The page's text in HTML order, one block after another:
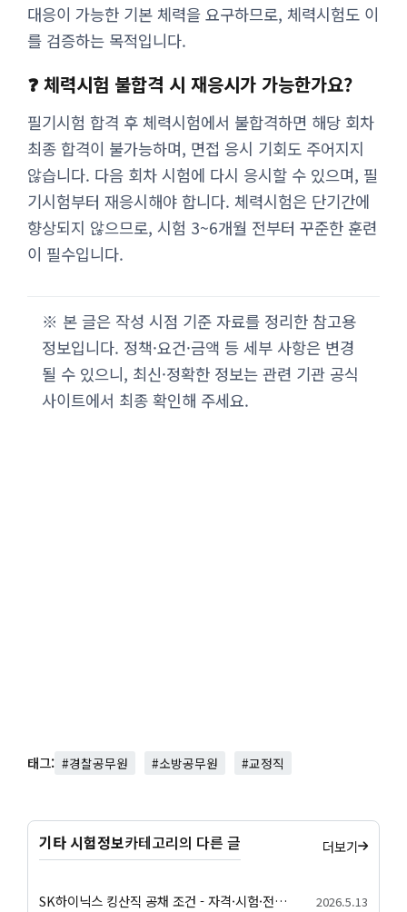
대응이 가능한 기본 체력을 요구하므로, 체력시험도 이
를 검증하는 목적입니다.
❓ 체력시험 불합격 시 재응시가 가능한가요?
필기시험 합격 후 체력시험에서 불합격하면 해당 회차
최종 합격이 불가능하며, 면접 응시 기회도 주어지지
않습니다. 다음 회차 시험에 다시 응시할 수 있으며, 필
기시험부터 재응시해야 합니다. 체력시험은 단기간에
향상되지 않으므로, 시험 3~6개월 전부터 꾸준한 훈련
이 필수입니다.
※ 본 글은 작성 시점 기준 자료를 정리한 참고용
정보입니다. 정책·요건·금액 등 세부 사항은 변경
될 수 있으니, 최신·정확한 정보는 관련 기관 공식
사이트에서 최종 확인해 주세요.
태그: #경찰공무원 #소방공무원 #교정직
기타 시험정보카테고리의 다른 글 더보기
SK하이닉스 킹산직 공채 조건 - 자격·시험·전형 안내 2026.5.13